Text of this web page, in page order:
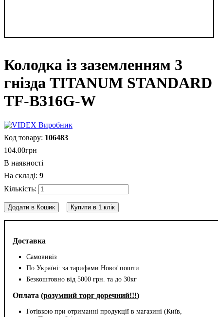
Колодка із заземленням 3
гнізда TITANUM STANDARD
TF-B316G-W
Доставка
Самовивіз
По Україні: за тарифами Нової пошти
Безкоштовно від 5000 грн. та до 30кг
Оплата (розумний торг доречний!!!)
Готівкою при отриманні продукції в магазині (Київ,
106483
104.00грн
В наявності
9
Додати в Кошик Купити в 1 клік